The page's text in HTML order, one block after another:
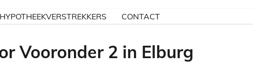
HYPOTHEEKVERSTREKKERS CONTACT
Vooronder 2 in Elburg